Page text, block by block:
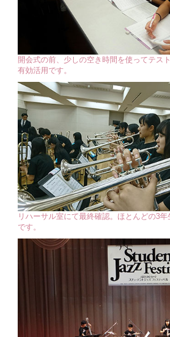
開会式の前、少しの空き時間を使ってテス
有効活用です。
リハーサル室にて最終確認。ほとんどの3
です。